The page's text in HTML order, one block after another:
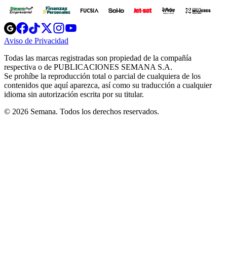
Opens
in
new
Opens
in
new
Opens
in
new
window
Opens
new
windowwindow
Aviso de Privacidad
new
window
Todas las marcas registradas son propiedad de la compañía
respectiva o de PUBLICACIONES SEMANA S.A.
Se prohíbe la reproducción total o parcial de cualquiera de los
contenidos que aquí aparezca, así como su traducción a cualquier
idioma sin autorización escrita por su titular.
© 2026 Semana. Todos los derechos reservados.